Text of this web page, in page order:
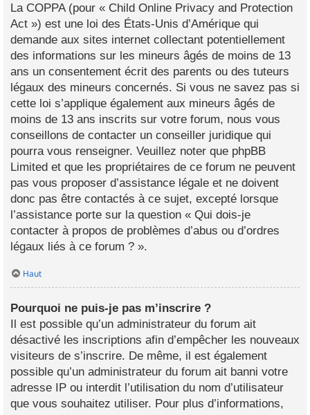
La COPPA (pour « Child Online Privacy and Protection
Act ») est une loi des États-Unis d’Amérique qui
demande aux sites internet collectant potentiellement
des informations sur les mineurs âgés de moins de 13
ans un consentement écrit des parents ou des tuteurs
légaux des mineurs concernés. Si vous ne savez pas si
cette loi s’applique également aux mineurs âgés de
moins de 13 ans inscrits sur votre forum, nous vous
conseillons de contacter un conseiller juridique qui
pourra vous renseigner. Veuillez noter que phpBB
Limited et que les propriétaires de ce forum ne peuvent
pas vous proposer d’assistance légale et ne doivent
donc pas être contactés à ce sujet, excepté lorsque
l’assistance porte sur la question « Qui dois-je
contacter à propos de problèmes d’abus ou d’ordres
légaux liés à ce forum ? ».
Haut
Pourquoi ne puis-je pas m’inscrire ?
Il est possible qu’un administrateur du forum ait
désactivé les inscriptions afin d’empêcher les nouveaux
visiteurs de s’inscrire. De même, il est également
possible qu’un administrateur du forum ait banni votre
adresse IP ou interdit l’utilisation du nom d’utilisateur
que vous souhaitez utiliser. Pour plus d’informations,